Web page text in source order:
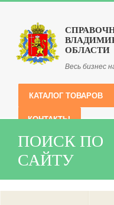
ОБЛАСТИ
Весь бизнес
КАТАЛОГ ТОВАРОВ
КОНТАКТЫ
ПОИСК ПО
САЙТУ